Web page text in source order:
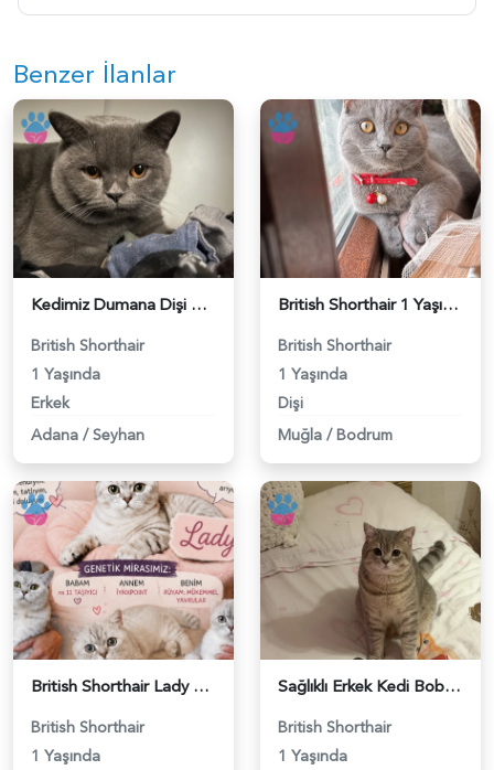
Benzer İlanlar
Kedimiz Dumana Dişi Eş arıyoruz - 118984658
British Shorthair
1 Yaşında
Erkek
Adana / Seyhan
British Shorthair 1 Yaşında Eş Arıyor - 118984662
British Shorthair
1 Yaşında
Dişi
Muğla / Bodrum
British Shorthair Lady kociş arıyor - 118984656
British Shorthair
1 Yaşında
Sağlıklı Erkek Kedi Bobi’ye Eş Aranıyor - 118984657
British Shorthair
1 Yaşında